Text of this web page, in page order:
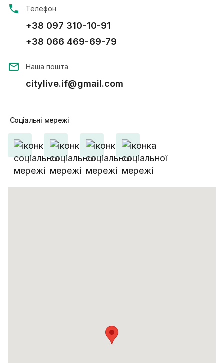
Телефон
+38 097 310-10-91
+38 066 469-69-79
Наша пошта
citylive.if@gmail.com
Соціальні мережі